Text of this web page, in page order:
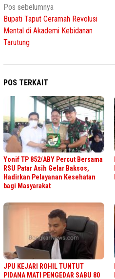
Navigasi
pos
Pos sebelumnya
Bupati Taput Ceramah Revolusi
Mental di Akademi Kebidanan
Tarutung
POS TERKAIT
Yonif TP 852/ABY Percut Bersama
RSU Patar Asih Gelar Baksos,
Hadirkan Pelayanan Kesehatan
bagi Masyarakat
JPU KEJARI ROHIL TUNTUT
PIDANA MATI PENGEDAR SABU 80